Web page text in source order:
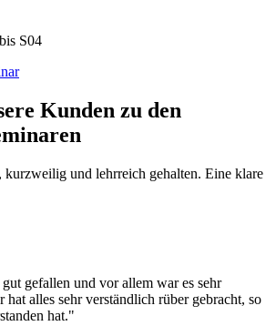
S04
Kunden zu den
und lehrreich gehalten. Eine klare
gefallen und vor allem war es sehr
alles sehr verständlich rüber gebracht, so
hat."